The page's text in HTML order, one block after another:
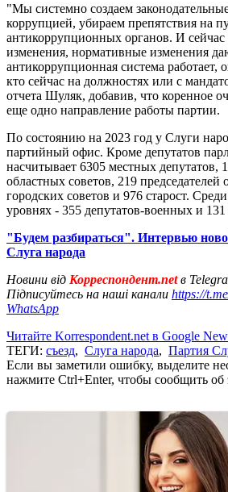
"Мы системно создаем
коррупцией, убираем препятствия на
антикоррупционных органов. И сейчас
изменения, нормативные изменения
антикоррупционная система работает,
кто сейчас на должностях или с
отчета Шуляк, добавив, что коренное
еще одно направление работы партии.
По состоянию на 2023 год у Слуги
партийный офис. Кроме депутатов
насчитывает 6305 местных депутатов,
областных советов, 219 председателей
городских советов и 976 старост.
уровнях - 355 депутатов-военных и
"Будем разбираться". Интервью
Слуга народа
Новини від Корреспондент.netв
Підписуйтесь на наші канали https://
WhatsApp
Читайте Korrespondent.net в Google
ТЕГИ: съезд, Слуга народа, Партия
Если вы заметили ошибку, выделите
нажмите Ctrl+Enter, чтобы сообщить об